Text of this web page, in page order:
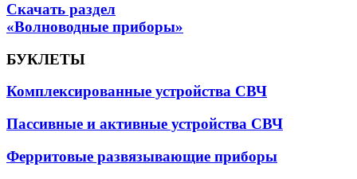
Скачать раздел
«Волноводные приборы»
БУКЛЕТЫ
Комплексированные устройства СВЧ
Пассивные и активные устройства СВЧ
Ферритовые развязывающие приборы